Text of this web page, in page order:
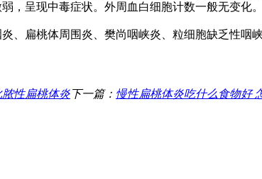
，呈现中毒症状。外周血白细胞计数一般无变化。
扁桃体周围炎、樊尚咽峡炎、粒细胞缺乏性咽
性扁桃体炎下一篇： 慢性扁桃体炎吃什么食物好